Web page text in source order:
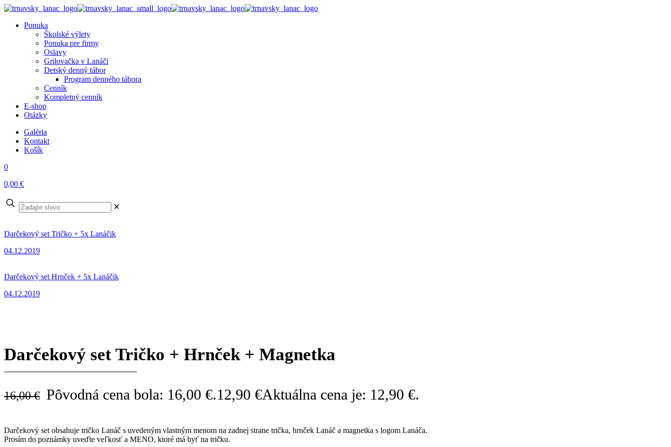
Ponuka
Školské výlety
Ponuka pre firmy
Oslavy
Grilovačka v Lanáči
Detský denný tábor
Program denného tábora
Cenník
Kompletný cenník
E-shop
Otázky
Galéria
Kontakt
Košík
0
0,00 €
✕
Darčekový set Tričko + 5x Lanáčik
04.12.2019
Darčekový set Hrnček + 5x Lanáčik
04.12.2019
Darčekový set Tričko + Hrnček + Magnetka
16,00€ Pôvodná cena bola: 16,00 €.12,90 €Aktuálna cena je: 12,90 €.
Darčekový set obsahuje tričko Lanáč s uvedeným vlastným menom na zadnej strane trička, hrnček Lanáč a magnetka s logom Lanáča.
Prosím do poznámky uveďte veľkosť a MENO, ktoré má byť na tričku.